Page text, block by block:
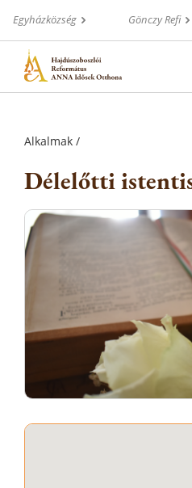
Egyházközség Gönczy Refi
Rólunk
Alkalmak
Aktualitások
Galéria
Elérhetőségek
Alkalmak /
Délelőtti